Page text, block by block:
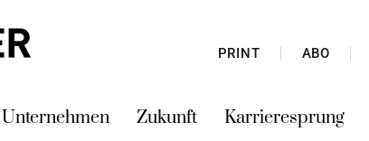
PRINT ABO
Unternehmen Zukunft Karrieresprung